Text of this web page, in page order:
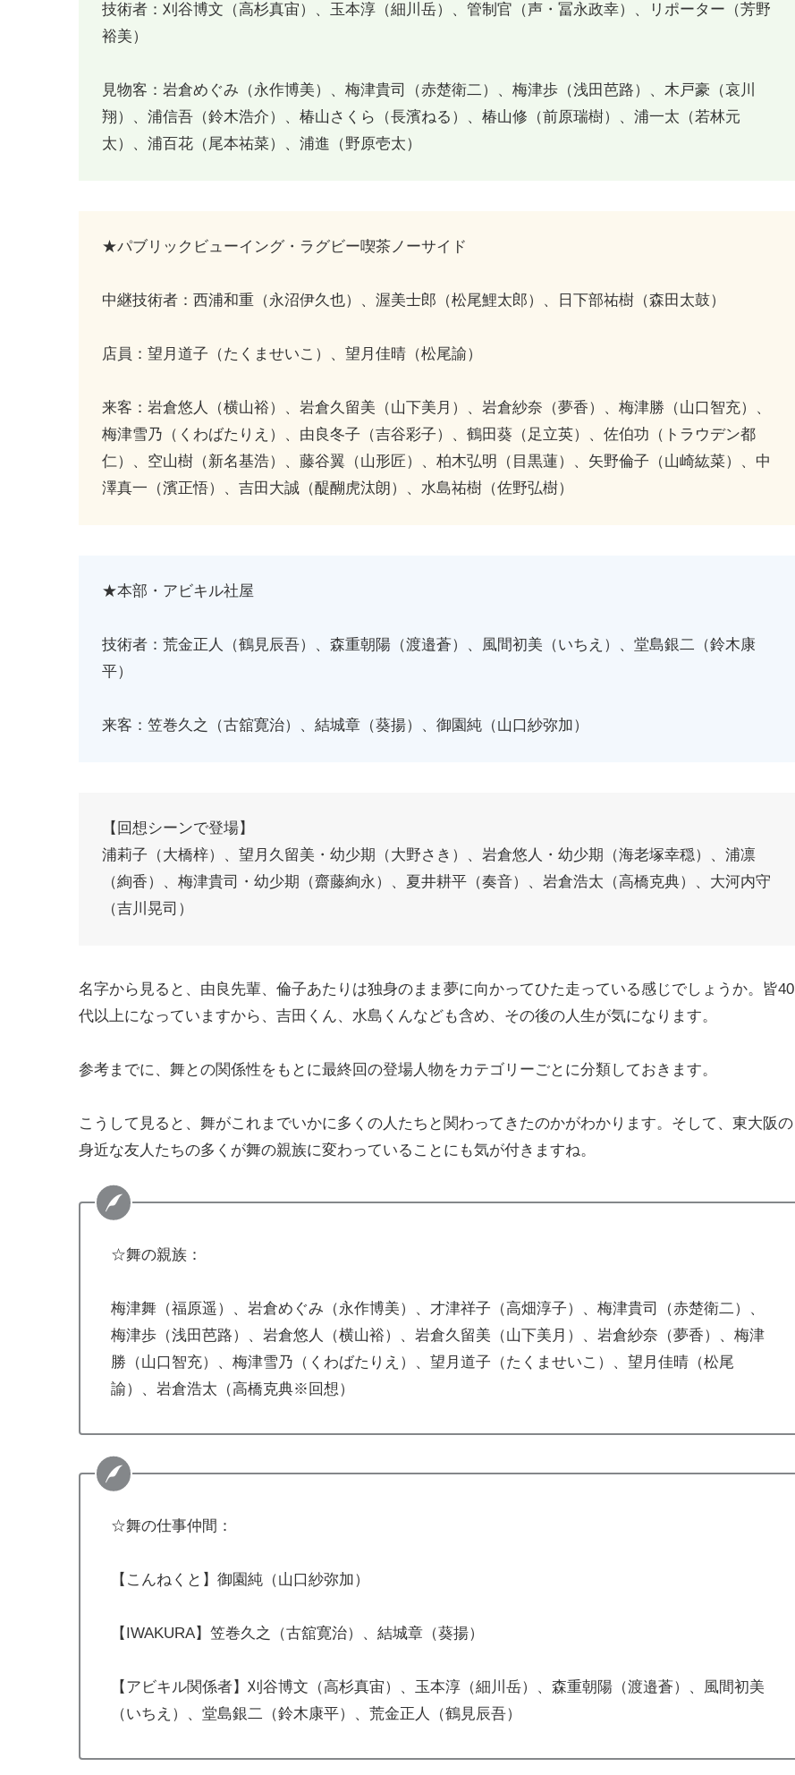
技術者：刈谷博文（高杉真宙）、玉本淳（細川岳）、管制官（声・冨永政幸）、リポーター（芳野
裕美）
見物客：岩倉めぐみ（永作博美）、梅津貴司（赤楚衛二）、梅津歩（浅田芭路）、木戸豪（哀川
翔）、浦信吾（鈴木浩介）、椿山さくら（長濱ねる）、椿山修（前原瑞樹）、浦一太（若林元
太）、浦百花（尾本祐菜）、浦進（野原壱太）
★パブリックビューイング・ラグビー喫茶ノーサイド
中継技術者：西浦和重（永沼伊久也）、渥美士郎（松尾鯉太郎）、日下部祐樹（森田太鼓）
店員：望月道子（たくませいこ）、望月佳晴（松尾諭）
来客：岩倉悠人（横山裕）、岩倉久留美（山下美月）、岩倉紗奈（夢香）、梅津勝（山口智充）、
梅津雪乃（くわばたりえ）、由良冬子（吉谷彩子）、鶴田葵（足立英）、佐伯功（トラウデン都
仁）、空山樹（新名基浩）、藤谷翼（山形匠）、柏木弘明（目黒蓮）、矢野倫子（山崎紘菜）、中
澤真一（濱正悟）、吉田大誠（醍醐虎汰朗）、水島祐樹（佐野弘樹）
★本部・アビキル社屋
技術者：荒金正人（鶴見辰吾）、森重朝陽（渡邉蒼）、風間初美（いちえ）、堂島銀二（鈴木康
平）
来客：笠巻久之（古舘寛治）、結城章（葵揚）、御園純（山口紗弥加）
【回想シーンで登場】
浦莉子（大橋梓）、望月久留美・幼少期（大野さき）、岩倉悠人・幼少期（海老塚幸穏）、浦凛
（絢香）、梅津貴司・幼少期（齋藤絢永）、夏井耕平（奏音）、岩倉浩太（高橋克典）、大河内守
（吉川晃司）
名字から見ると、由良先輩、倫子あたりは独身のまま夢に向かってひた走っている感じでしょうか。皆40
代以上になっていますから、吉田くん、水島くんなども含め、その後の人生が気になります。
参考までに、舞との関係性をもとに最終回の登場人物をカテゴリーごとに分類しておきます。
こうして見ると、舞がこれまでいかに多くの人たちと関わってきたのかがわかります。そして、東大阪の
身近な友人たちの多くが舞の親族に変わっていることにも気が付きますね。
☆舞の親族：
梅津舞（福原遥）、岩倉めぐみ（永作博美）、才津祥子（高畑淳子）、梅津貴司（赤楚衛二）、
梅津歩（浅田芭路）、岩倉悠人（横山裕）、岩倉久留美（山下美月）、岩倉紗奈（夢香）、梅津
勝（山口智充）、梅津雪乃（くわばたりえ）、望月道子（たくませいこ）、望月佳晴（松尾
諭）、岩倉浩太（高橋克典※回想）
☆舞の仕事仲間：
【こんねくと】御園純（山口紗弥加）
【IWAKURA】笠巻久之（古舘寛治）、結城章（葵揚）
【アビキル関係者】刈谷博文（高杉真宙）、玉本淳（細川岳）、森重朝陽（渡邉蒼）、風間初美
（いちえ）、堂島銀二（鈴木康平）、荒金正人（鶴見辰吾）